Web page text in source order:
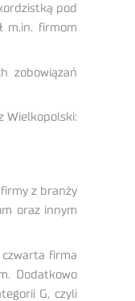
pod
m.in. firmom
zobowiązań
Wielkopolski:
z branży
oraz innym
czwarta firma
Dodatkowo
G, czyli